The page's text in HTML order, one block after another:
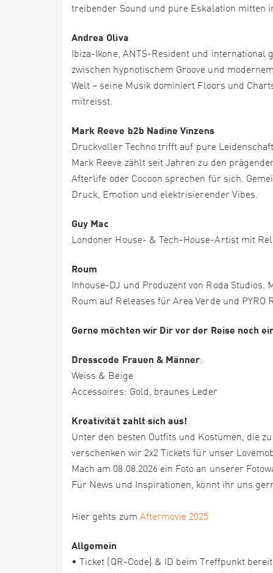
treibender Sound und pure Eskalation mitten
Andrea Oliva
Ibiza-Ikone, ANTS-Resident und
zwischen hypnotischem Groove und
Welt – seine Musik dominiert Floors und
mitreisst.
Mark Reeve b2b Nadine Vinzens
Druckvoller Techno trifft auf pure
Mark Reeve zählt seit Jahren zu den
Afterlife oder Cocoon sprechen für sich.
Druck, Emotion und elektrisierender Vibes.
Guy Mac
Londoner House- & Tech-House-Artist mit
Roum
Inhouse-DJ und Produzent von Roda
Roum auf Releases für Area Verde und PYRO
Gerne möchten wir Dir vor der Reise noch
Dresscode Frauen & Männer:
Weiss & Beige
Accessoires: Gold, braunes Leder
Kreativität zahlt sich aus!
Unter den besten Outfits und Kostümen, die
verschenken wir 2x2 Tickets für unser
Mach am 08.08.2026 ein Foto an unserer
Für News und Inspirationen, könnt ihr uns
Hier gehts zum Aftermovie 2025
Allgemein
• Ticket (QR-Code) & ID beim Treffpunkt